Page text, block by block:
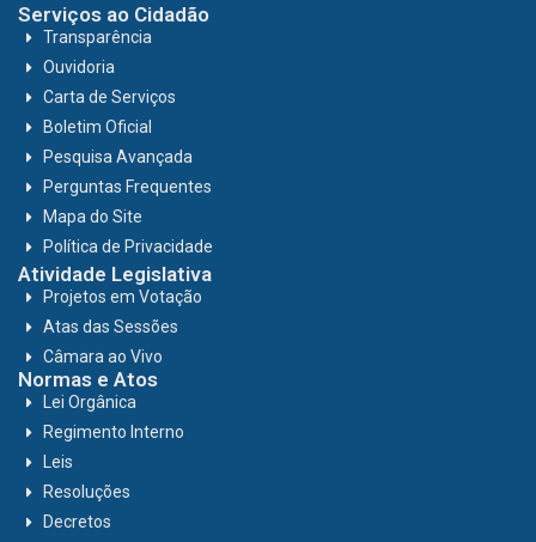
Serviços ao Cidadão
Transparência
Ouvidoria
Carta de Serviços
Boletim Oficial
Pesquisa Avançada
Perguntas Frequentes
Mapa do Site
Política de Privacidade
Atividade Legislativa
Projetos em Votação
Atas das Sessões
Câmara ao Vivo
Normas e Atos
Lei Orgânica
Regimento Interno
Leis
Resoluções
Decretos